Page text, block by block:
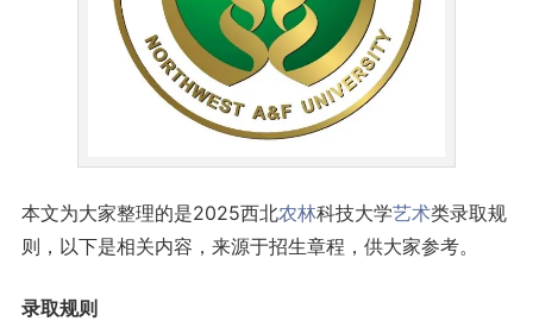
本文为大家整理的是2025西北农林科技大学艺术类录取规
则，以下是相关内容，来源于招生章程，供大家参考。
录取规则